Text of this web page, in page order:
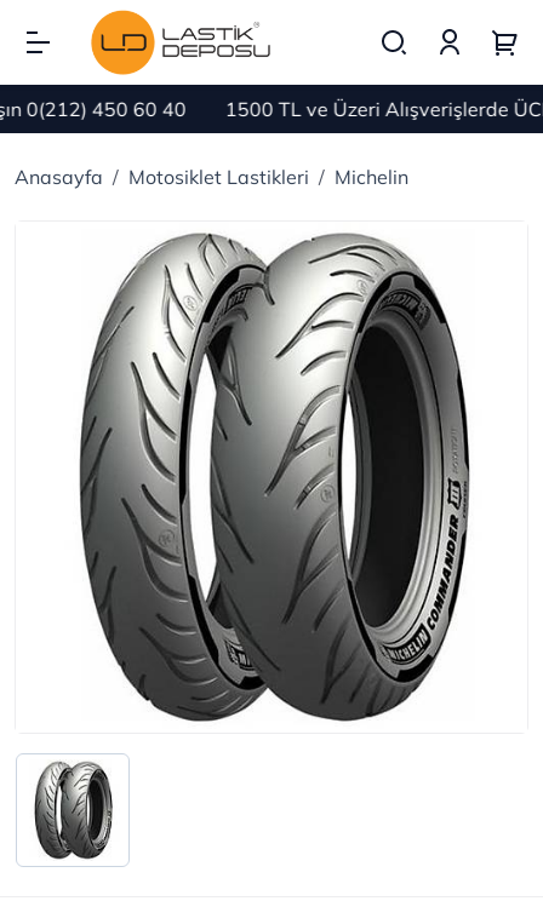
450 60 40 1500 TL ve Üzeri Alışverişlerde
Anasayfa Motosiklet Lastikleri Michelin